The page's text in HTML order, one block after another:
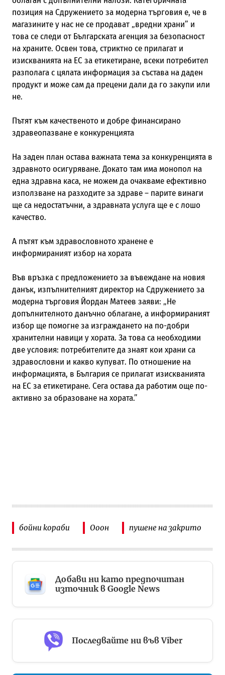
позиция на Сдружението за модерна търговия е, че в
магазините у нас не се продават „вредни храни” и
това се следи от Българската агенция за безопасност
на храните. Освен това, стриктно се прилагат и
изискванията на ЕС за етикетиране, всеки потребител
разполага с цялата информация за състава на даден
продукт и може сам да прецени дали да го закупи или
не.
Пътят към качественото и добре финансирано
здравеопазване е конкуренцията
На заден план остава важната тема за конкуренцията в
здравното осигуряване. Докато там има монопол на
една здравна каса, не можем да очакваме ефективно
използване на разходите за здраве – парите винаги
ще са недостатъчни, а здравната услуга ще е с лошо
качество.
А пътят към здравословното хранене е
информираният избор на хората
Във връзка с предложението за въвеждане на новия
данък, изпълнителният директор на Сдружението за
модерна търговия Йордан Матеев заяви: „Не
допълнителното данъчно облагане, а информираният
избор ще помогне за изграждането на по-добри
хранителни навици у хората. За това са необходими
две условия: потребителите да знаят кои храни са
здравословни и какво купуват. По отношение на
информацията, в България се прилагат изискванията
на ЕС за етикетиране. Сега остава да работим още по-
активно за образоване на хората.”
бойни кораби Ооон пушене на закрито
Добави ни като предпочитан
източник в Google News
Последвайте ни във Viber